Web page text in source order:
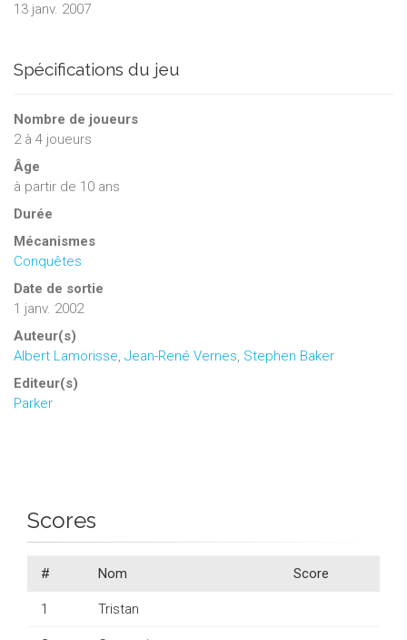
13 janv. 2007
Spécifications du jeu
Nombre de joueurs
2à 4 joueurs
Âge
à partir de 10 ans
Durée
Mécanismes
Conquêtes
Date de sortie
1 janv. 2002
Auteur(s)
Albert Lamorisse, Jean-René Vernes, Stephen Baker
Editeur(s)
Parker
Scores
# Nom Score
1 Tristan